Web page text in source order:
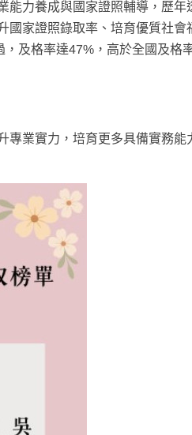
力養成與國家證照輔導，歷年
家證照錄取率、培育優質社會
及格率達47%，高於全國及格
業實力，培育更多具備實務能